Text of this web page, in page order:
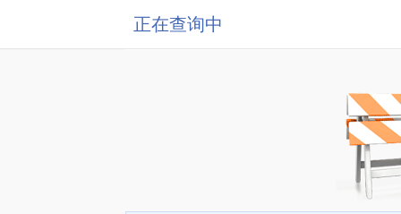
正在查询中